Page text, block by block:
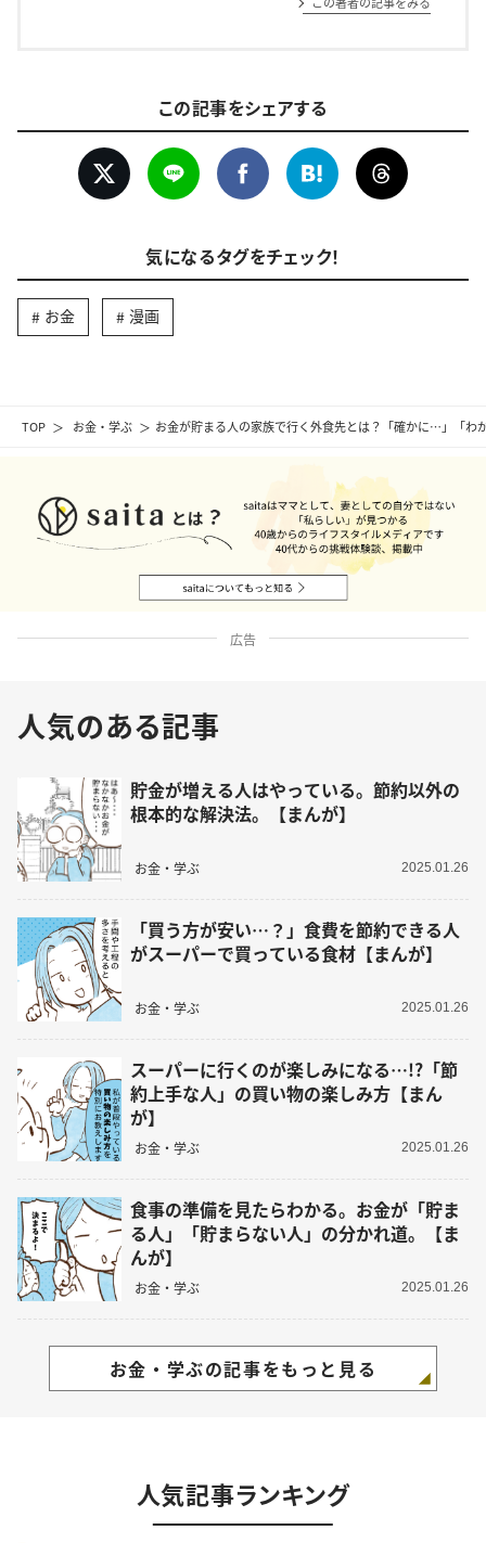
TOP お金・学ぶ お金が貯まる人の家族で行く外食先とは？「確かに…」「わ
この記事をシェアする
気になるタグをチェック！
お金 漫画
広告
人気のある記事
貯金が増える人はやっている。節約以外の
根本的な解決法。【まんが】
お金・学ぶ 2025.01.26
「買う方が安い…？」食費を節約できる人
がスーパーで買っている食材【まんが】
お金・学ぶ 2025.01.26
スーパーに行くのが楽しみになる…!?「節
約上手な人」の買い物の楽しみ方【まん
が】
お金・学ぶ 2025.01.26
食事の準備を見たらわかる。お金が「貯ま
る人」「貯まらない人」の分かれ道。【ま
んが】
お金・学ぶ 2025.01.26
お金・学ぶの記事をもっと見る
人気記事ランキング